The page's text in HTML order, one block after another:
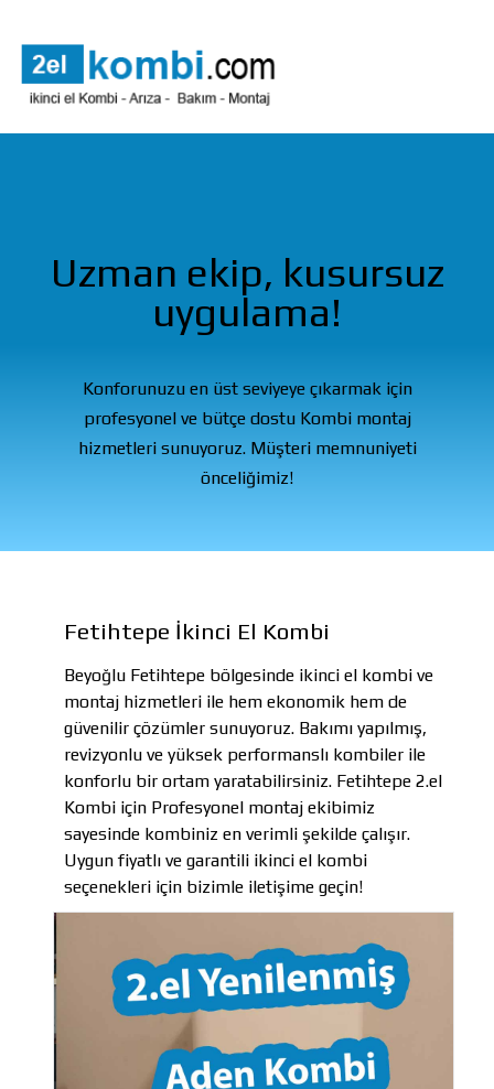
Uzman ekip, kusursuz
uygulama!
Konforunuzu en üst seviyeye çıkarmak için
profesyonel ve bütçe dostu Kombi montaj
hizmetleri sunuyoruz. Müşteri memnuniyeti
önceliğimiz!
Fetihtepe İkinci El Kombi
Beyoğlu Fetihtepe bölgesinde ikinci el kombi ve
montaj hizmetleri ile hem ekonomik hem de
güvenilir çözümler sunuyoruz. Bakımı yapılmış,
revizyonlu ve yüksek performanslı kombiler ile
konforlu bir ortam yaratabilirsiniz. Fetihtepe 2.el
Kombi için Profesyonel montaj ekibimiz
sayesinde kombiniz en verimli şekilde çalışır.
Uygun fiyatlı ve garantili ikinci el kombi
seçenekleri için bizimle iletişime geçin!